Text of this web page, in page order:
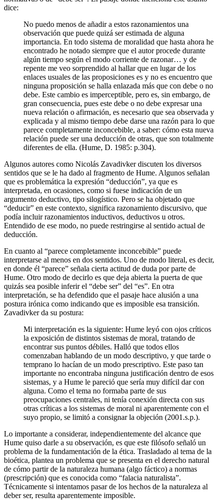
dice:
No puedo menos de añadir a estos razonamientos una
observación que puede quizá ser estimada de alguna
importancia. En todo sistema de moralidad que hasta ahora he
encontrado he notado siempre que el autor procede durante
algún tiempo según el modo corriente de razonar… y de
repente me veo sorprendido al hallar que en lugar de los
enlaces usuales de las proposiciones es y no es encuentro que
ninguna proposición se halla enlazada más que con debe o no
debe. Este cambio es imperceptible, pero es, sin embargo, de
gran consecuencia, pues este debe o no debe expresar una
nueva relación o afirmación, es necesario que sea observada y
explicada y al mismo tiempo debe darse una razón para lo que
parece completamente inconcebible, a saber: cómo esta nueva
relación puede ser una deducción de otras, que son totalmente
diferentes de ella. (Hume, D. 1985: p.304).
Algunos autores como Nicolás Zavadivker discuten los diversos
sentidos que se le ha dado al fragmento de Hume. Algunos señalan
que es problemática la expresión “deducción”, ya que es
interpretada, en ocasiones, como si fuese indicación de un
argumento deductivo, tipo silogístico. Pero se ha objetado que
“deducir” en este contexto, significa razonamiento discursivo, que
podía incluir razonamientos inductivos, deductivos u otros.
Entendido de ese modo, no puede restringirse al sentido actual de
deducción.
En cuanto al “parece completamente inconcebible” puede
interpretarse al menos en dos sentidos. Uno de modo literal, es decir,
en donde él “parece” señala cierta actitud de duda por parte de
Hume. Otro modo de decirlo es que deja abierta la puerta de que
quizás sea posible inferir el “debe ser” del “es”. En otra
interpretación, se ha defendido que el pasaje hace alusión a una
postura irónica como indicando que es imposible esa transición.
Zavadivker da su postura:
Mi interpretación es la siguiente: Hume leyó con ojos críticos
la exposición de distintos sistemas de moral, tratando de
encontrar sus puntos débiles. Halló que todos ellos
comenzaban hablando de un modo descriptivo, y que tarde o
temprano lo hacían de un modo prescriptivo. Este paso tan
importante no encontraba ninguna justificación dentro de esos
sistemas, y a Hume le pareció que sería muy difícil dar con
alguna. Como el tema no formaba parte de sus
preocupaciones centrales, ni tenía conexión directa con sus
otras críticas a los sistemas de moral ni aparentemente con el
suyo propio, se limitó a consignar la objeción (2001.s.p.).
Lo importante a considerar, independientemente del alcance que
Hume quiso darle a su observación, es que este filósofo señaló un
problema de la fundamentación de la ética. Trasladado al tema de la
bioética, plantea un problema que se presenta en el derecho natural
de cómo partir de la naturaleza humana (algo fáctico) a normas
(prescripción) que es conocida como “falacia naturalista”.
Técnicamente si intentamos pasar de los hechos de la naturaleza al
deber ser, resulta aparentemente imposible.